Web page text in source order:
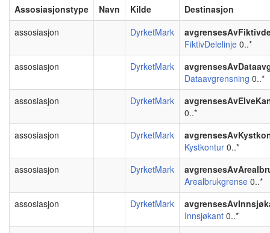
Assosiasjonstype Navn Kilde
Destinasjon
assosiasjon
DyrketMark
FiktivDelelinje 0..*
assosiasjon
DyrketMark
Dataavgrensning 0..*
assosiasjon
DyrketMark
0..*
assosiasjon
DyrketMark
Kystkontur 0..*
assosiasjon
DyrketMark
Arealbrukgrense 0..*
assosiasjon
DyrketMark
Innsjøkant 0..*